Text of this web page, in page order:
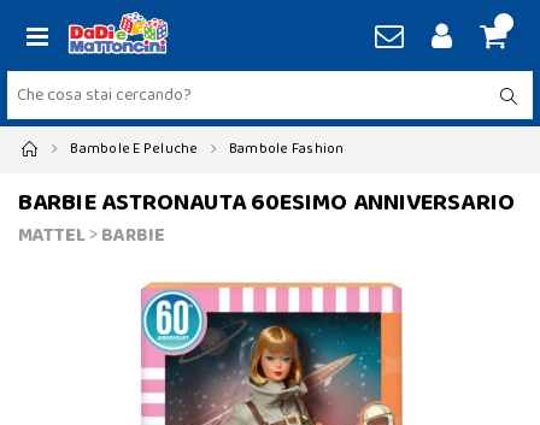
Bambole E Peluche Bambole Fashion
BARBIE ASTRONAUTA 60ESIMO ANNIVERSARIO
MATTEL>BARBIE